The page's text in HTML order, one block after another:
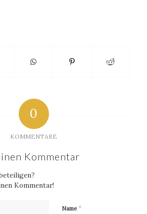
0
KOMMENTARE
Kommentar
Kommentar!
Name*